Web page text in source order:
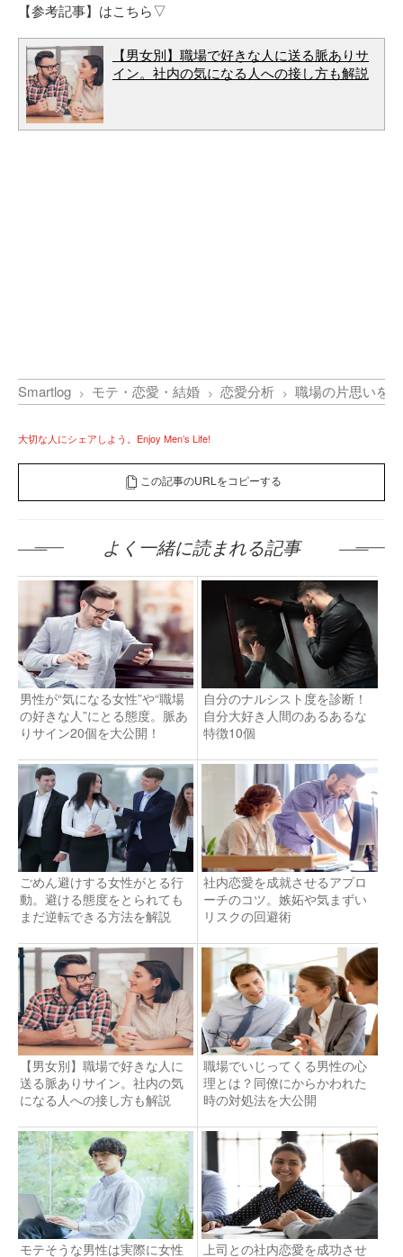
【参考記事】はこちら▽
【男女別】職場で好きな人に送る脈ありサ
イン。社内の気になる人への接し方も解説
Smartlog モテ・恋愛・結婚 恋愛分析 職場の片思いを
大切な人にシェアしよう。Enjoy Men’s Life!
この記事のURLをコピーする
よく一緒に読まれる記事
男性が“気になる女性”や“職場
の好きな人”にとる態度。脈あ
りサイン20個を大公開！
自分のナルシスト度を診断！
自分大好き人間のあるあるな
特徴10個
ごめん避けする女性がとる行
動。避ける態度をとられても
まだ逆転できる方法を解説
社内恋愛を成就させるアプロ
ーチのコツ。嫉妬や気まずい
リスクの回避術
【男女別】職場で好きな人に
送る脈ありサイン。社内の気
になる人への接し方も解説
職場でいじってくる男性の心
理とは？同僚にからかわれた
時の対処法を大公開
モテそうな男性は実際に女性 上司との社内恋愛を成功させ